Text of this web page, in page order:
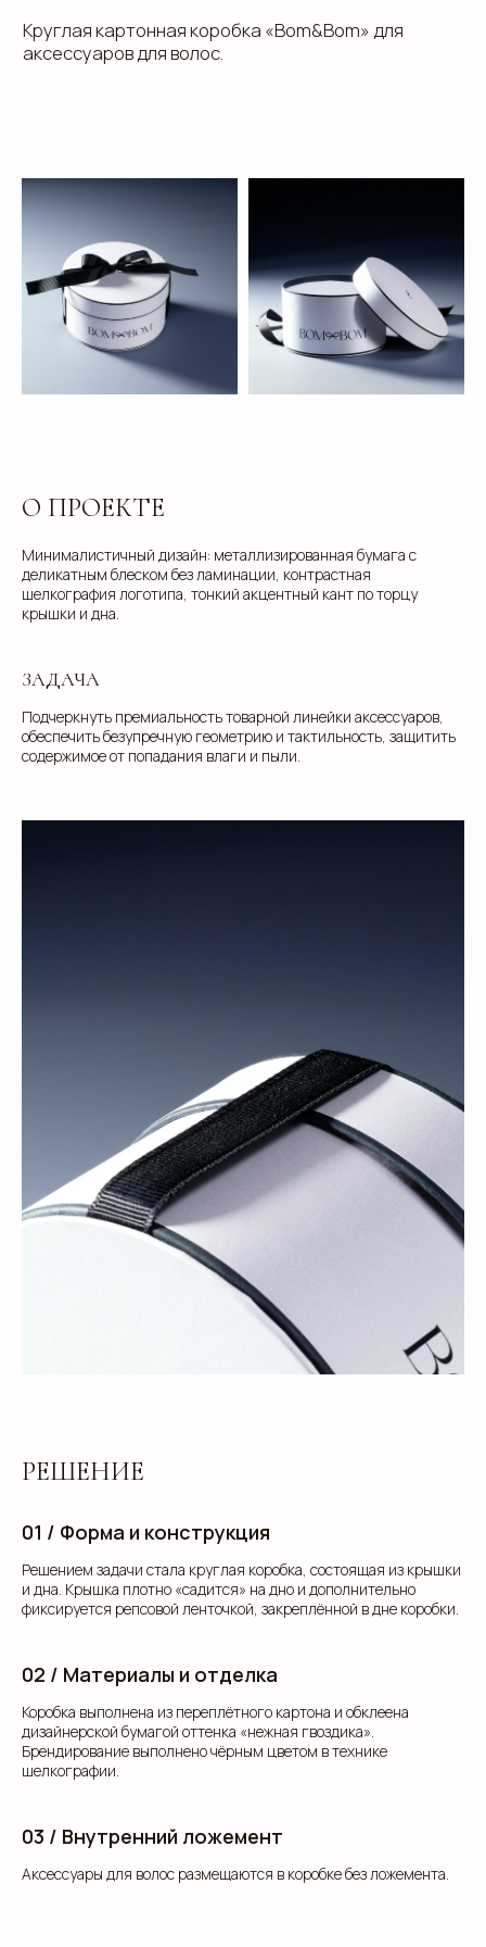
О ПРОЕКТЕ
Минималистичный дизайн: металлизированная бумага с
деликатным блеском без ламинации, контрастная
шелкография логотипа, тонкий акцентный кант по торцу
крышки и дна.
ЗАДАЧА
Подчеркнуть премиальность товарной линейки аксессуаров,
обеспечить безупречную геометрию и тактильность, защитить
содержимое от попадания влаги и пыли.
РЕШЕНИЕ
01 / Форма и конструкция
Решением задачи стала круглая коробка, состоящая из крышки
и дна. Крышка плотно «садится» на дно и дополнительно
фиксируется репсовой ленточкой, закреплённой в дне коробки.
02 / Материалы и отделка
Коробка выполнена из переплётного картона и обклеена
дизайнерской бумагой оттенка «нежная гвоздика».
Брендирование выполнено чёрным цветом в технике
шелкографии.
03 / Внутренний ложемент
Аксессуары для волос размещаются в коробке без ложемента.